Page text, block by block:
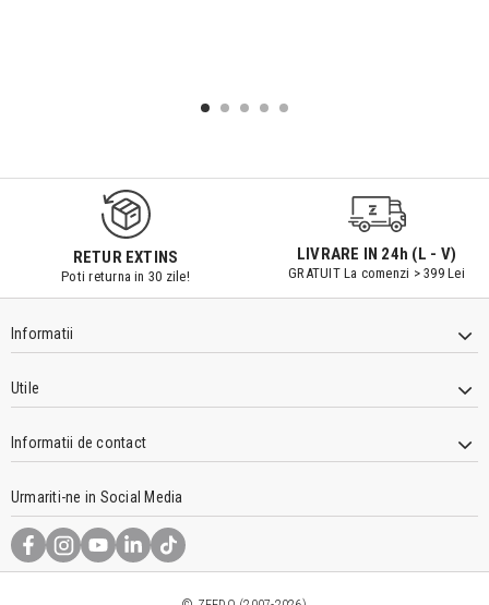
RETUR EXTINS
Poti returna in 30 zile!
LIVRARE IN 24h (L - V)
GRATUIT La comenzi > 399 Lei
Informatii
Utile
Informatii de contact
Urmariti-ne in Social Media